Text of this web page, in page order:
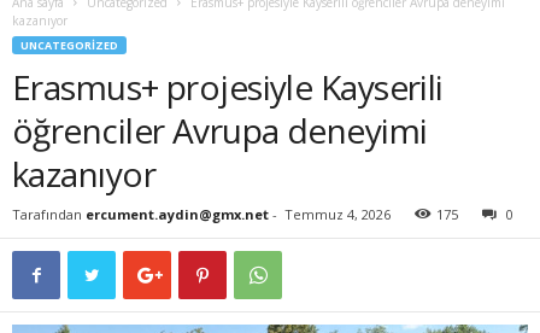
kazanıyor
UNCATEGORIZED
Erasmus+ projesiyle Kayserili
öğrenciler Avrupa deneyimi
kazanıyor
Tarafından ercument.aydin@gmx.net - Temmuz 4, 2026 175 0